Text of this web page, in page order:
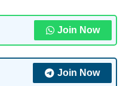
Join Now
Join Now